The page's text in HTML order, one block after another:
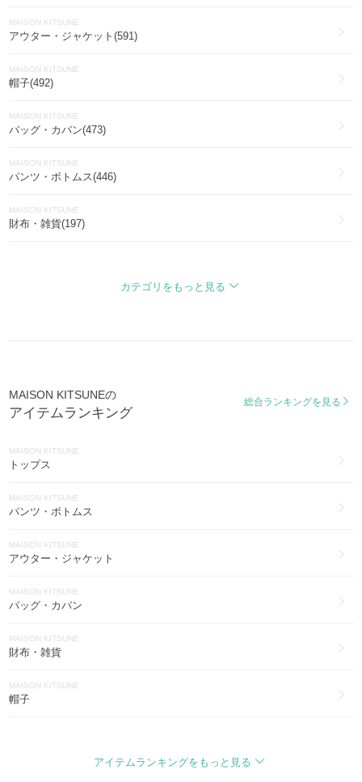
MAISON KITSUNE
アウター・ジャケット(591)
MAISON KITSUNE
帽子(492)
MAISON KITSUNE
バッグ・カバン(473)
MAISON KITSUNE
パンツ・ボトムス(446)
MAISON KITSUNE
財布・雑貨(197)
MAISON KITSUNE
その他ファッション(57)
ゴルフ(12)
アイウェア(11)
水着・ビーチグッズ(7)
インナー・ルームウェア(6)
セットアップ(5)
腕時計(5)
カテゴリをもっと見る
MAISON KITSUNEの
アイテムランキング
総合ランキングを見る
MAISON KITSUNE
トップス
MAISON KITSUNE
パンツ・ボトムス
MAISON KITSUNE
アウター・ジャケット
MAISON KITSUNE
バッグ・カバン
MAISON KITSUNE
財布・雑貨
MAISON KITSUNE
帽子
アイテムランキングをもっと見る